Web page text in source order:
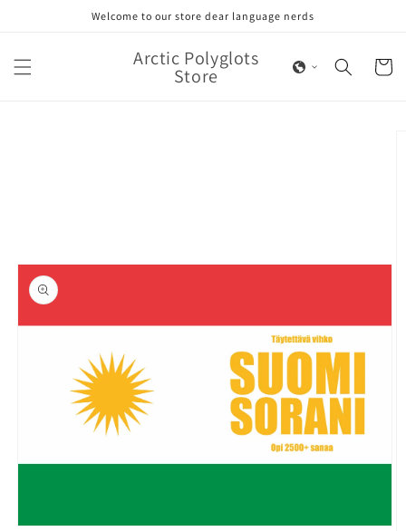
Welcome to our store dear language nerds
Arctic Polyglots
Store Cart